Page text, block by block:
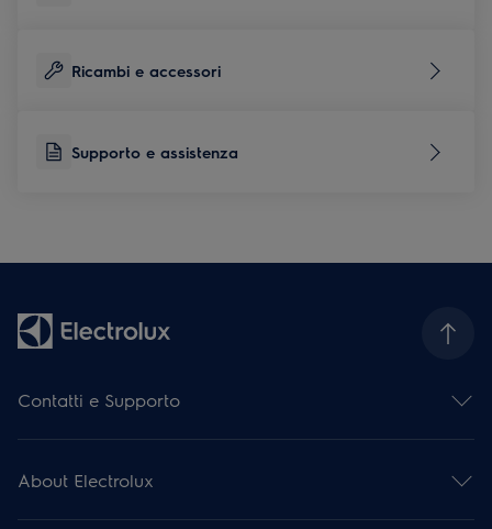
Ricambi e accessori
Supporto e assistenza
Contatti e Supporto
Iscriviti alla nostra newsletter
Facebook
Instagram
About Electrolux